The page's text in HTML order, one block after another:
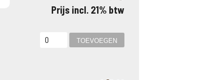
Prijs incl. 21% btw